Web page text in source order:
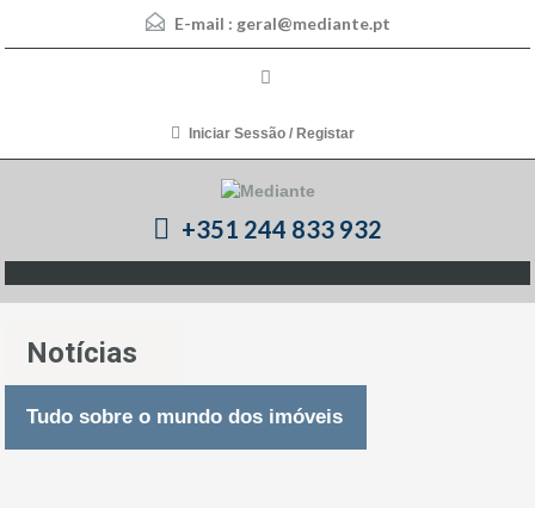
E-mail : geral@mediante.pt
Iniciar Sessão / Registar
+351 244 833 932
Notícias
Tudo sobre o mundo dos imóveis